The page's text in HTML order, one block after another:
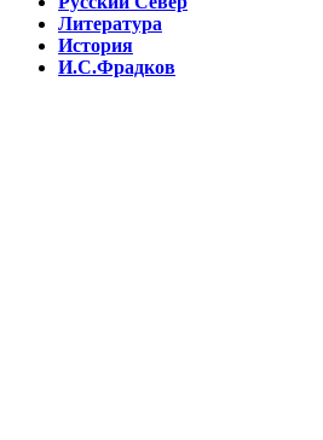
Литература
История
И.С.Фрадков